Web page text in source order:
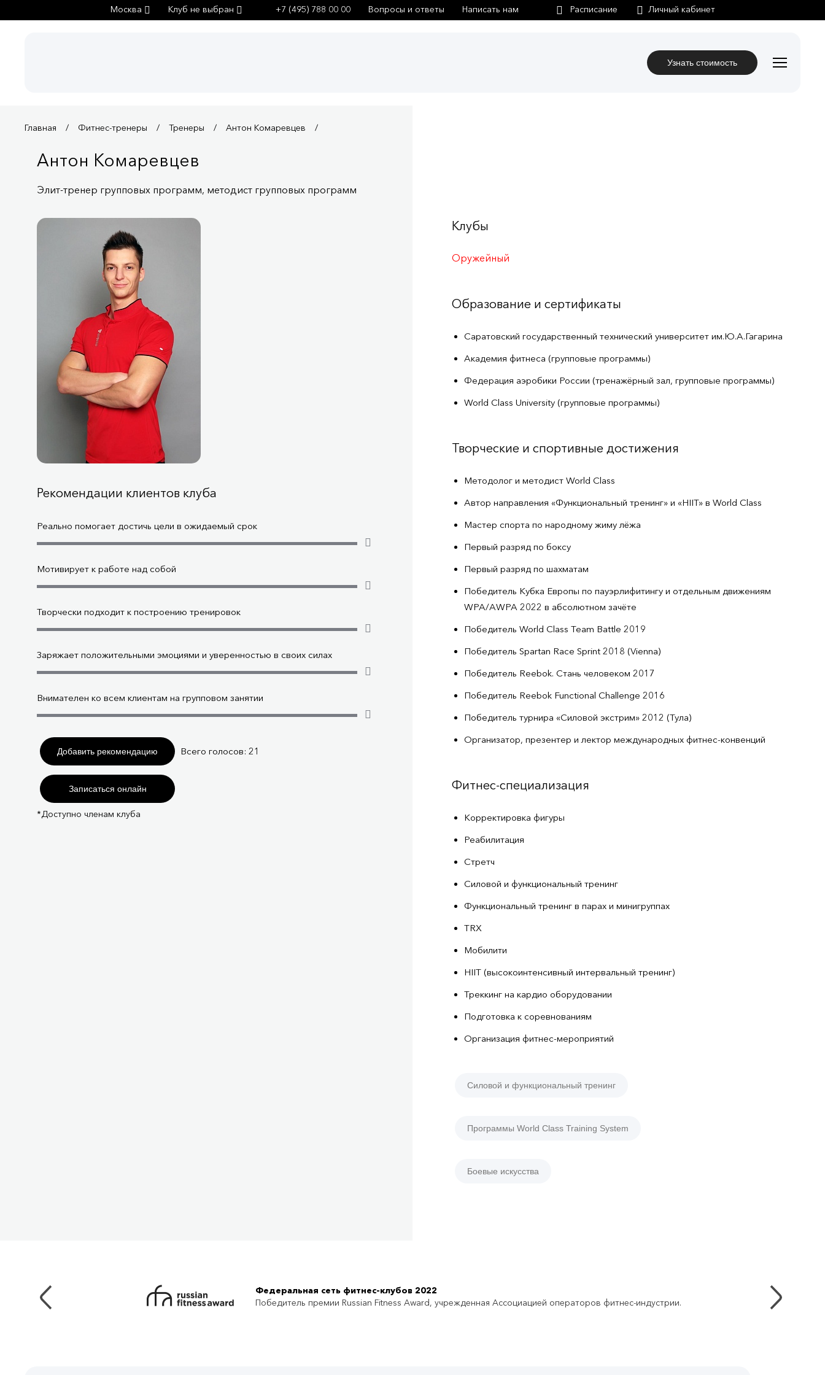
Москва Клуб не выбран +7 (495) 788 00 00 Вопросы и ответы Написать нам Личный кабинет
Узнать стоимость
Главная Фитнес-тренеры Тренеры Антон Комаревцев
Антон Комаревцев
Элит-тренер групповых программ, методист групповых программ
Рекомендации клиентов клуба
Реально помогает достичь цели в ожидаемый срок
Мотивирует к работе над собой
Творчески подходит к построению тренировок
Заряжает положительными эмоциями и уверенностью в своих силах
Внимателен ко всем клиентам на групповом занятии
Добавить рекомендацию Всего голосов: 21
Записаться онлайн
*Доступно членам клуба
Клубы
Оружейный
Образование и сертификаты
Саратовский государственный технический университет им.Ю.А.Гагарина
Академия фитнеса (групповые программы)
Федерация аэробики России (тренажёрный зал, групповые программы)
World Class University (групповые программы)
Творческие и спортивные достижения
Методолог и методист World Class
Автор направления «Функциональный тренинг» и «HIIT» в World Class
Мастер спорта по народному жиму лёжа
Первый разряд по боксу
Первый разряд по шахматам
Победитель Кубка Европы по пауэрлифитингу и отдельным движениям
WPA/AWPA 2022 в абсолютном зачёте
Победитель World Class Team Battle 2019
Победитель Spartan Race Sprint 2018 (Vienna)
Победитель Reebok. Стань человеком 2017
Победитель Reebok Functional Challenge 2016
Победитель турнира «Силовой экстрим» 2012 (Тула)
Организатор, презентер и лектор международных фитнес-конвенций
Фитнес-специализация
Корректировка фигуры
Реабилитация
Стретч
Силовой и функциональный тренинг
Функциональный тренинг в парах и минигруппах
TRX
Мобилити
HIIT (высокоинтенсивный интервальный тренинг)
Треккинг на кардио оборудовании
Подготовка к соревнованиям
Организация фитнес-мероприятий
Силовой и функциональный тренинг
Программы World Class Training System
Боевые искусства
Федеральная сеть фитнес-клубов 2022
Победитель премии Russian Fitness Award, учрежденная Ассоциацией операторов фитнес-индустрии.